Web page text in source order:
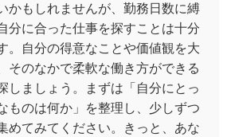
かもしれませんが、勤務日数に縛
分に合った仕事を探すことは十分
。自分の得意なことや価値観を大
そのなかで柔軟な働き方ができる
しましょう。まずは「自分にとっ
ものは何か」を整理し、少しずつ
めてみてください。きっと、あな